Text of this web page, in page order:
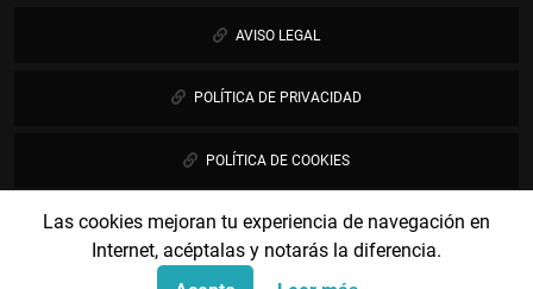
Las cookies mejoran tu experiencia de navegación en
Internet, acéptalas y notarás la diferencia.
AVISO LEGAL
POLÍTICA DE PRIVACIDAD
POLÍTICA DE COOKIES
PUBLICIDAD